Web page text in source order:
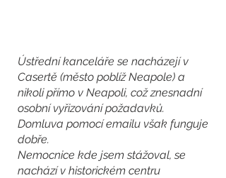
Ústřední kanceláře se nacházejí v
Casertě (město poblíž Neapole) a
nikoli přímo v Neapoli, což znesnadní
osobní vyřizování požadavků.
Domluva pomocí emailu však funguje
dobře.
Nemocnice kde jsem stážoval, se
nachází v historickém centru